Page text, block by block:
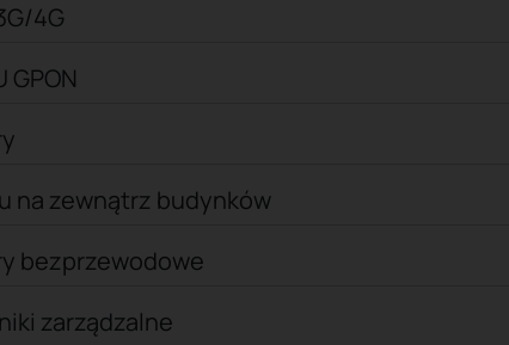
4G
GPON
na zewnątrz budynków
bezprzewodowe
zarządzalne